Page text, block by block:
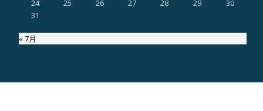
24
25 26 27 28 29
30
31
« 7月